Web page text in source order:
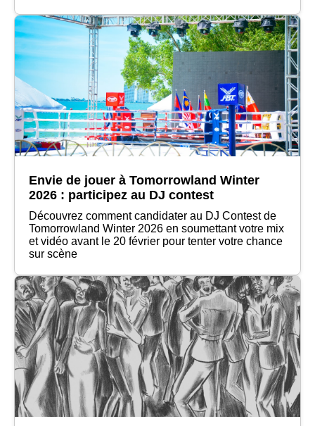
Envie de jouer à Tomorrowland Winter
2026 : participez au DJ contest
Découvrez comment candidater au DJ Contest de
Tomorrowland Winter 2026 en soumettant votre mix
et vidéo avant le 20 février pour tenter votre chance
sur scène